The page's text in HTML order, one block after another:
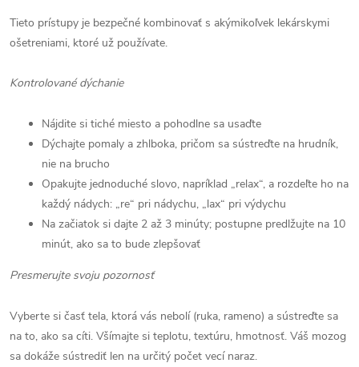
Tieto prístupy je bezpečné kombinovať s akýmikoľvek lekárskymi
ošetreniami, ktoré už používate.
Kontrolované dýchanie
Nájdite si tiché miesto a pohodlne sa usaďte
Dýchajte pomaly a zhlboka, pričom sa sústreďte na hrudník,
nie na brucho
Opakujte jednoduché slovo, napríklad „relax“, a rozdeľte ho na
každý nádych: „re“ pri nádychu, „lax“ pri výdychu
Na začiatok si dajte 2 až 3 minúty; postupne predlžujte na 10
minút, ako sa to bude zlepšovať
Presmerujte svoju pozornosť
Vyberte si časť tela, ktorá vás nebolí (ruka, rameno) a sústreďte sa
na to, ako sa cíti. Všímajte si teplotu, textúru, hmotnosť. Váš mozog
sa dokáže sústrediť len na určitý počet vecí naraz.